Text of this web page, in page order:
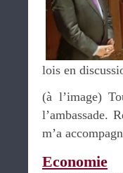
lois en
(à l’image)
l’ambassade.
m’a
Economie